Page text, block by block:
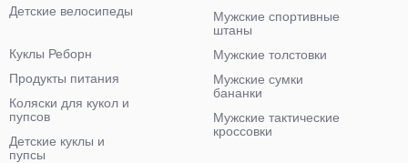
Детские велосипеды
Мужские спортивные
штаны
Мужские толстовки
Мужские сумки
бананки
Мужские тактические
кроссовки
Куклы Реборн
Продукты питания
Коляски для кукол и
пупсов
Детские куклы и
пупсы